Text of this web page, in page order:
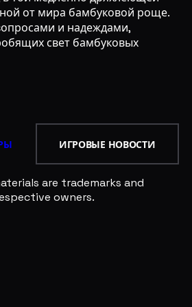
от мира бамбуковой роще.
и надеждами,
свет бамбуковых
ИГРОВЫЕ НОВОСТИ
are trademarks and
owners.